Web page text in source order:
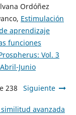
Ordóñez
Estimulación
aprendizaje
funciones
Vol. 3
Junio
238 Siguiente
avanzada